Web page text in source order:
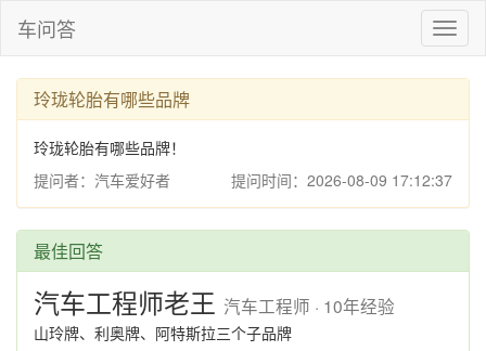
车问答
玲珑轮胎有哪些品牌
玲珑轮胎有哪些品牌！
提问者：汽车爱好者
提问时间：2026-08-09 17:12:37
最佳回答
汽车工程师老王 汽车工程师 · 10年经验
山玲牌、利奥牌、阿特斯拉三个子品牌